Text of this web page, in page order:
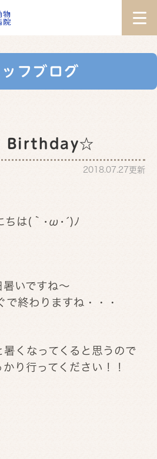
ッフブログ
2018.07.27更新
ちは(｀･ω･´)ﾉ
暑いですね～
で終わりますね・・・
暑くなってくると思うので
り行ってください！！